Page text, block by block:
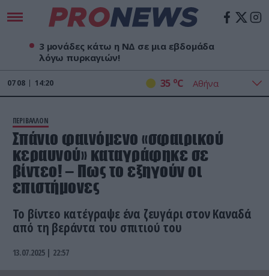
3 μονάδες κάτω η ΝΔ σε μια εβδομάδα
λόγω πυρκαγιών!
07 08 14:20 35 oC
ΠΕΡΙΒΑΛΛΟΝ
Σπάνιο φαινόμενο «σφαιρικού
κεραυνού» καταγράφηκε σε
βίντεο! – Πως το εξηγούν οι
επιστήμονες
Το βίντεο κατέγραψε ένα ζευγάρι στον Καναδά
από τη βεράντα του σπιτιού του
13.07.2025 | 22:57